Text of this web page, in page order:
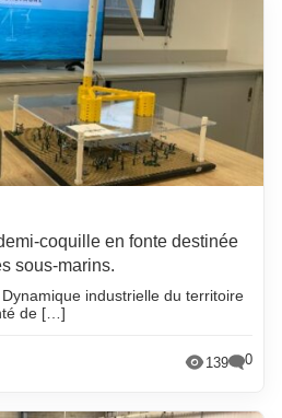
coquille en fonte destinée
sous-marins.
Dynamique industrielle du territoire
de […]
139 0